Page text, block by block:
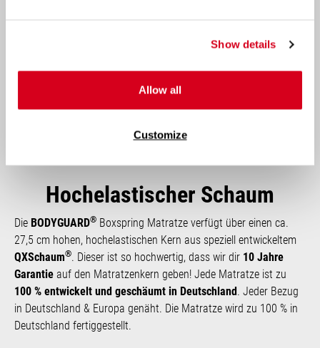
Show details
Allow all
Customize
Hochelastischer Schaum
Die BODYGUARD® Boxspring Matratze verfügt über einen ca.
27,5 cm hohen, hoch­elastischen Kern aus speziell ent­wickeltem
QXSchaum®. Dieser ist so hoch­wertig, dass wir dir 10 Jahre
Garantie auf den Matratzen­kern geben! Jede Matratze ist zu
100 % entwickelt und geschäumt in Deutschland. Jeder Bezug
in Deutschland & Europa genäht. Die Matratze wird zu 100 % in
Deutschland fertiggestellt.